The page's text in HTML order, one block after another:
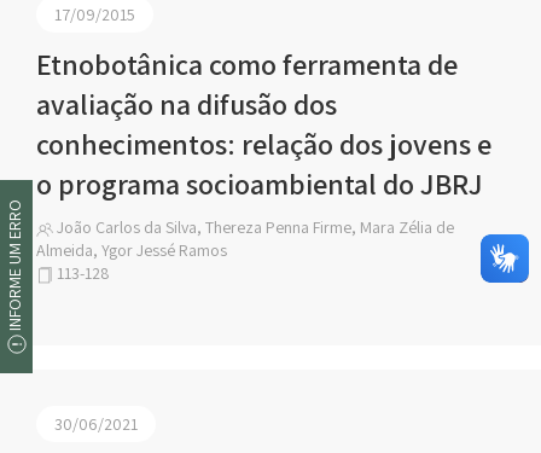
17/09/2015
Etnobotânica como ferramenta de
avaliação na difusão dos
conhecimentos: relação dos jovens e
o programa socioambiental do JBRJ
João Carlos da Silva, Thereza Penna Firme, Mara Zélia de
Almeida, Ygor Jessé Ramos
113-128
30/06/2021
INFORME UM ERRO